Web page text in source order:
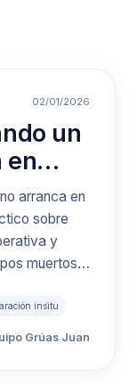
02/01/2026
un
en
arranca en
sobre
y
muertos
insitu
Grúas Juan